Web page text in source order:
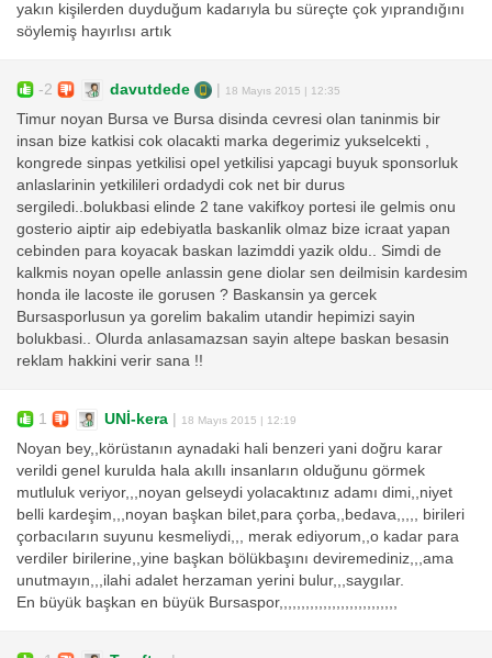
yakın kişilerden duyduğum kadarıyla bu süreçte çok yıprandığını
söylemiş hayırlısı artık
-2 davutdede 18 Mayıs 2015 | 12:35
Timur noyan Bursa ve Bursa disinda cevresi olan taninmis bir
insan bize katkisi cok olacakti marka degerimiz yukselcekti ,
kongrede sinpas yetkilisi opel yetkilisi yapcagi buyuk sponsorluk
anlaslarinin yetkilileri ordadydi cok net bir durus
sergiledi..bolukbasi elinde 2 tane vakifkoy portesi ile gelmis onu
gosterio aiptir aip edebiyatla baskanlik olmaz bize icraat yapan
cebinden para koyacak baskan lazimddi yazik oldu.. Simdi de
kalkmis noyan opelle anlassin gene diolar sen deilmisin kardesim
honda ile lacoste ile gorusen ? Baskansin ya gercek
Bursasporlusun ya gorelim bakalim utandir hepimizi sayin
bolukbasi.. Olurda anlasamazsan sayin altepe baskan besasin
reklam hakkini verir sana !!
1 UNİ-kera 18 Mayıs 2015 | 12:19
Noyan bey,,körüstanın aynadaki hali benzeri yani doğru karar
verildi genel kurulda hala akıllı insanların olduğunu görmek
mutluluk veriyor,,,noyan gelseydi yolacaktınız adamı dimi,,niyet
belli kardeşim,,,noyan başkan bilet,para çorba,,bedava,,,,, birileri
çorbacıların suyunu kesmeliydi,,, merak ediyorum,,o kadar para
verdiler birilerine,,yine başkan bölükbaşını deviremediniz,,,ama
unutmayın,,,ilahi adalet herzaman yerini bulur,,,saygılar.
En büyük başkan en büyük Bursaspor,,,,,,,,,,,,,,,,,,,,,,,,,,,